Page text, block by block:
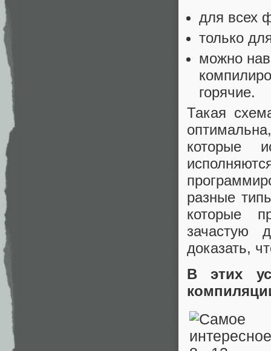
для всех
только
можно
горячие.
Такая
которые
разные
которые
зачастую
доказать,
В этих